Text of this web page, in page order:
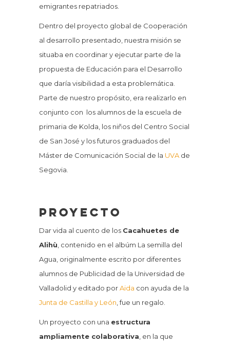
emigrantes repatriados.
Dentro del proyecto global de Cooperación
al desarrollo presentado, nuestra misión se
situaba en coordinar y ejecutar parte de la
propuesta de Educación para el Desarrollo
que daría visibilidad a esta problemática.
Parte de nuestro propósito, era realizarlo en
conjunto con los alumnos de la escuela de
primaria de Kolda, los niños del Centro Social
de San José y los futuros graduados del
Máster de Comunicación Social de la UVA de
Segovia.
Proyecto
Dar vida al cuento de los Cacahuetes de
Alihù, contenido en el albúm La semilla del
Agua, originalmente escrito por diferentes
alumnos de Publicidad de la Universidad de
Valladolid y editado porAida con ayuda de la
Junta de Castilla y León, fue un regalo.
Un proyecto con una estructura
ampliamente colaborativa, en la que